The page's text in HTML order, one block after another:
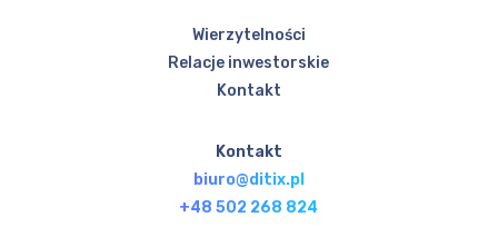
Wierzytelności
Relacje inwestorskie
Kontakt
Kontakt
biuro@ditix.pl
+48 502 268 824